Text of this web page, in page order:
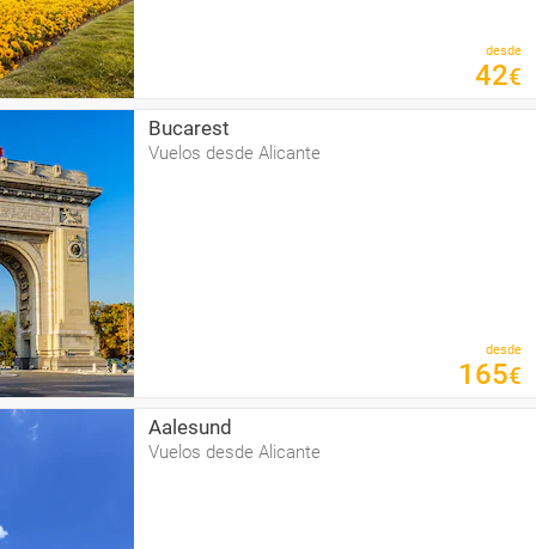
desde
42€
Bucarest
Vuelos desde Alicante
desde
165€
Aalesund
Vuelos desde Alicante